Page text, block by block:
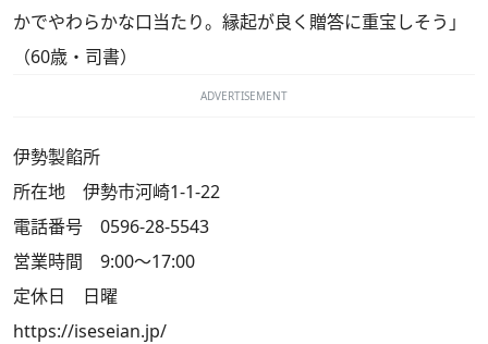
かでやわらかな口当たり。縁起が良く贈答に重宝しそう」
（60歳・司書）
ADVERTISEMENT
伊勢製餡所
所在地 伊勢市河崎1-1-22
電話番号 0596-28-5543
営業時間 9:00～17:00
定休日 日曜
https://iseseian.jp/